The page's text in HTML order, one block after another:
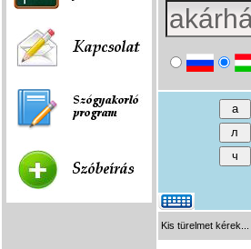
Kis türelmet kérek...